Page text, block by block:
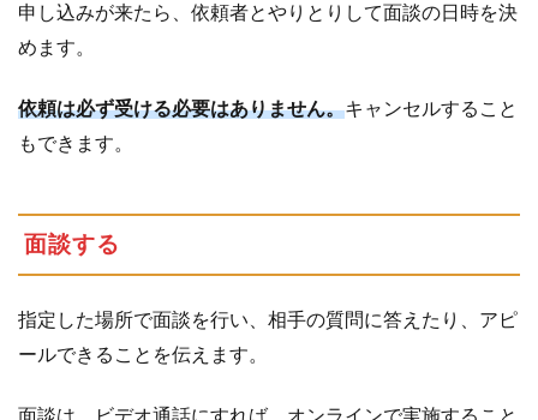
申し込みが来たら、依頼者とやりとりして面談の日時を決
めます。
依頼は必ず受ける必要はありません。キャンセルすること
もできます。
面談する
指定した場所で面談を行い、相手の質問に答えたり、アピ
ールできることを伝えます。
面談は、ビデオ通話にすれば、オンラインで実施すること